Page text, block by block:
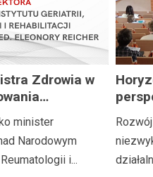
Zdrowia w
Instytutu
i
dr hab.
minister
Narodowym
i...